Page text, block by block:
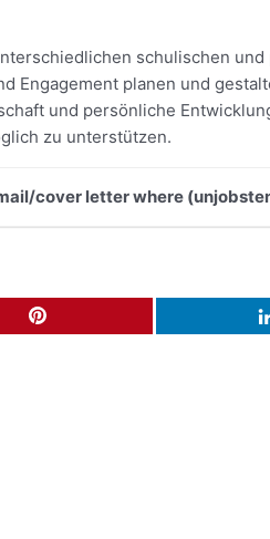
schulischen
Engagement planen und
und persönliche
zu unterstützen.
cover letter where